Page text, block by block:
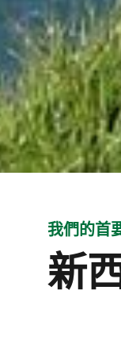
我們的首
新